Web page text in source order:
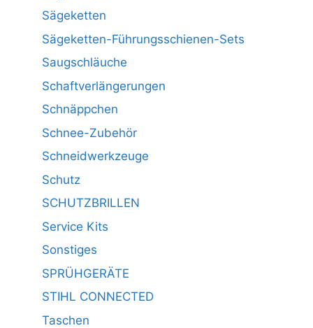
Sägeketten
Sägeketten-Führungsschienen-Sets
Saugschläuche
Schaftverlängerungen
Schnäppchen
Schnee-Zubehör
Schneidwerkzeuge
Schutz
SCHUTZBRILLEN
Service Kits
Sonstiges
SPRÜHGERÄTE
STIHL CONNECTED
Taschen